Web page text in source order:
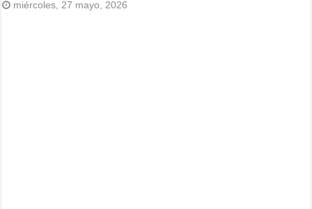
miércoles, 27 mayo, 2026